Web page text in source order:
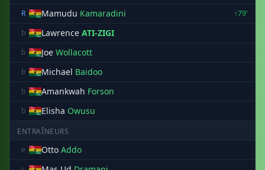
R
Mamudu Kamaradini
↑79'
b
Lawrence ATI-ZIGI
b Joe Wollacott
b Michael Baidoo
b Amankwah Forson
b Elisha Owusu
ENTRAÎNEURS
e
Otto Addo